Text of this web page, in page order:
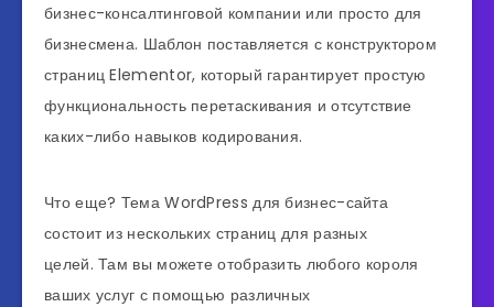
бизнес-консалтинговой компании или просто для
бизнесмена. Шаблон поставляется с конструктором
страниц Elementor, который гарантирует простую
функциональность перетаскивания и отсутствие
каких-либо навыков кодирования.
Что еще? Тема WordPress для бизнес-сайта
состоит из нескольких страниц для разных
целей. Там вы можете отобразить любого короля
ваших услуг с помощью различных